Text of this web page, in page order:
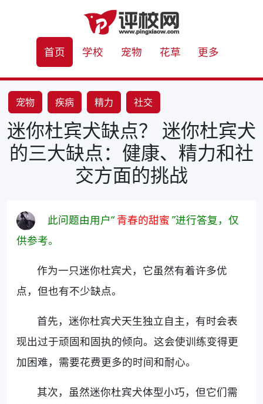
首页 学校 宠物 花草 更多
宠物 疾病 精力 社交
迷你杜宾犬缺点？ 迷你杜宾犬
的三大缺点：健康、精力和社
交方面的挑战
此问题由用户“ 青春的甜蜜 ”进行答复，仅
供参考。
作为一只迷你杜宾犬，它虽然有着许多优
点，但也有不少缺点。
首先，迷你杜宾犬天生独立自主，有时会表
现出过于顽固和固执的倾向。这会使训练变得更
加困难，需要花费更多的时间和耐心。
其次，虽然迷你杜宾犬体型小巧，但它们需